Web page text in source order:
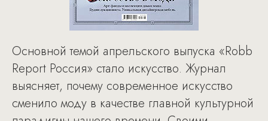
Основной темой апрельского выпуска «Robb
Report Россия» стало искусство. Журнал
выясняет, почему современное искусство
сменило моду в качестве главной культурной